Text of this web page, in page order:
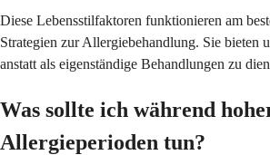
Diese Lebensstilfaktoren funktionieren am
Strategien zur Allergiebehandlung. Sie bieten
anstatt als eigenständige Behandlungen zu
Was sollte ich während
Allergieperioden tun?